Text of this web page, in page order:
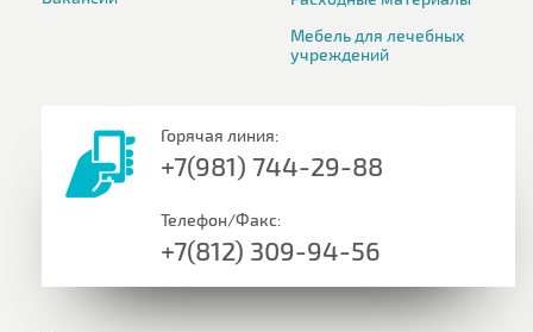
Мебель для лечебных
учреждений
Горячая линия:
+7(981) 744-29-88
Телефон/Факс:
+7(812) 309-94-56